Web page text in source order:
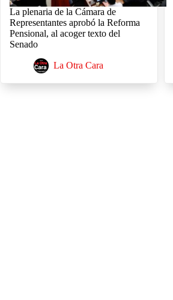
La plenaria de la Cámara de
Representantes aprobó la Reforma
Pensional, al acoger texto del
Senado
La Otra Cara